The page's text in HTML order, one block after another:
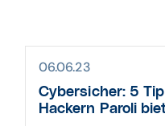
06.06.23
Cybersicher: 5
Hackern Paroli